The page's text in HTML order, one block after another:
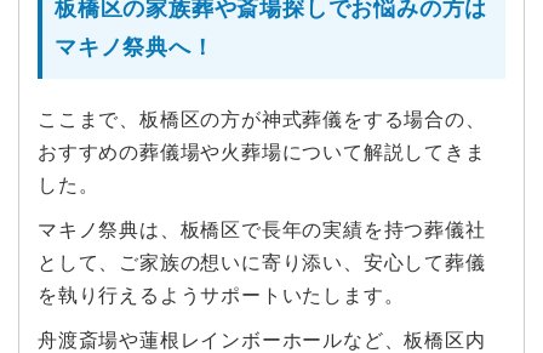
板橋区の家族葬や斎場探しでお悩みの方は
マキノ祭典へ！
ここまで、板橋区の方が神式葬儀をする場合の、
おすすめの葬儀場や火葬場について解説してきま
した。
マキノ祭典は、板橋区で長年の実績を持つ葬儀社
として、ご家族の想いに寄り添い、安心して葬儀
を執り行えるようサポートいたします。
舟渡斎場や蓮根レインボーホールなど、板橋区内